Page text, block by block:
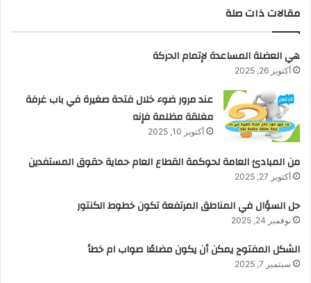
مقالات ذات صلة
هي العضلة المساعدة لإتمام الحركة
أكتوبر 26, 2025
عند مرور ضوء خلال فتحة صغيرة في باب غرفة
مغلقة مظلمة فإنه
أكتوبر 10, 2025
من المبادئ العامة لحوكمة القطاع العام حماية حقوق المستفدين
أكتوبر 27, 2025
حل السؤال في المناطق المرتفعة تكون خطوط الكنتور
نوفمبر 24, 2025
الشكل المفتوح يمكن أن يكون مضلعًا صواب ام خطأ
سبتمبر 7, 2025